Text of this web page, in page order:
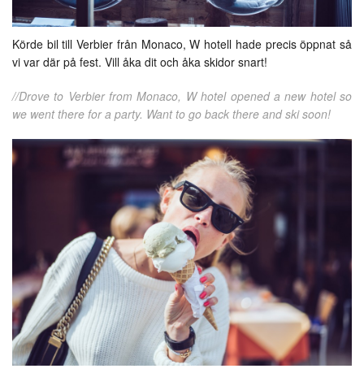
Körde bil till Verbier från Monaco, W hotell hade precis öppnat så
vi var där på fest. Vill åka dit och åka skidor snart!
//Drove to Verbier from Monaco, W hotel opened a new hotel so
we went there for a party. Want to go back there and ski soon!